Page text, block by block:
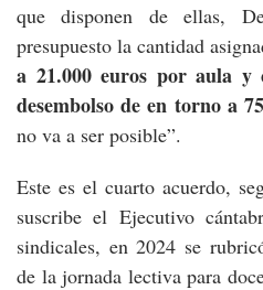
que disponen de ellas,
presupuesto la cantidad
a 21.000 euros por aula y
desembolso de en torno a
no va a ser posible”.
Este es el cuarto acuerdo,
suscribe el Ejecutivo
sindicales, en 2024 se
de la jornada lectiva para